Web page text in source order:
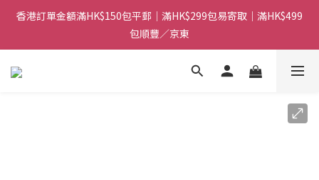
香港訂單金額滿HK$150包平郵｜滿HK$299包易寄取｜滿HK$499
包順豐／京東
香港訂單金額滿HK$150包平郵｜滿HK$299包易寄取｜滿HK$499
包順豐／京東
【網店限定！】指定清貨商品每消費HK$100即享購物金HK$50回
香港訂單金額滿HK$150包平郵｜滿HK$299包易寄取｜滿HK$499